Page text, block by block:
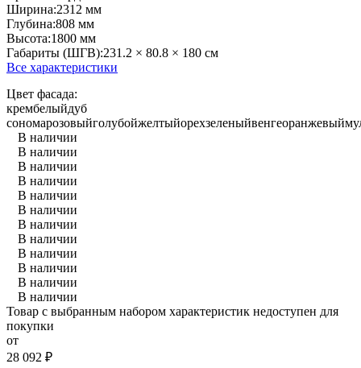
Ширина:2312 мм
Глубина:808 мм
Высота:1800 мм
Габариты (ШГВ):231.2 × 80.8 × 180 см
Все характеристики
Цвет фасада:
крембелыйдуб
сономарозовыйголубойжелтыйорехзеленыйвенгеоранжевый
В наличии
В наличии
В наличии
В наличии
В наличии
В наличии
В наличии
В наличии
В наличии
В наличии
В наличии
В наличии
Товар с выбранным набором характеристик недоступен для
покупки
от
28 092 ₽